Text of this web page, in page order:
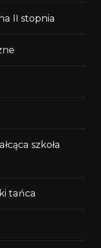
II stopnia
szkoła
tańca